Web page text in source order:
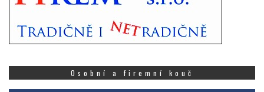
Osobní a firemní kouč